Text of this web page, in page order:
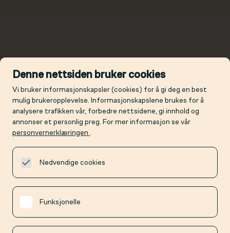
Denne nettsiden bruker cookies
Vi bruker informasjonskapsler (cookies) for å gi deg en best
mulig brukeropplevelse. Informasjonskapslene brukes for å
analysere trafikken vår, forbedre nettsidene, gi innhold og
annonser et personlig preg. For mer informasjon se vår
personvernerklæringen .
Nødvendige cookies
Funksjonelle